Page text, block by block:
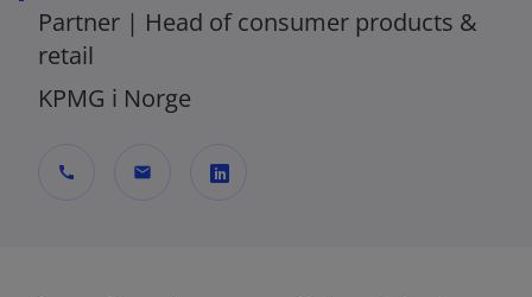
Partner | Head of consumer products &
retail
KPMG i Norge
call mail